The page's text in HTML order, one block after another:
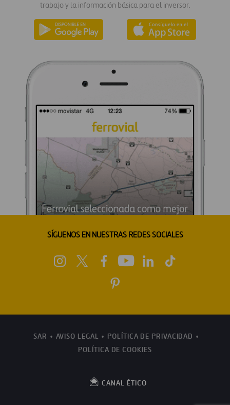
trabajo y la información básica para el inversor.
SÍGUENOS EN NUESTRAS REDES SOCIALES
SAR AVISO LEGAL
POLÍTICA DE PRIVACIDAD
POLÍTICA DE COOKIES
CANAL ÉTICO